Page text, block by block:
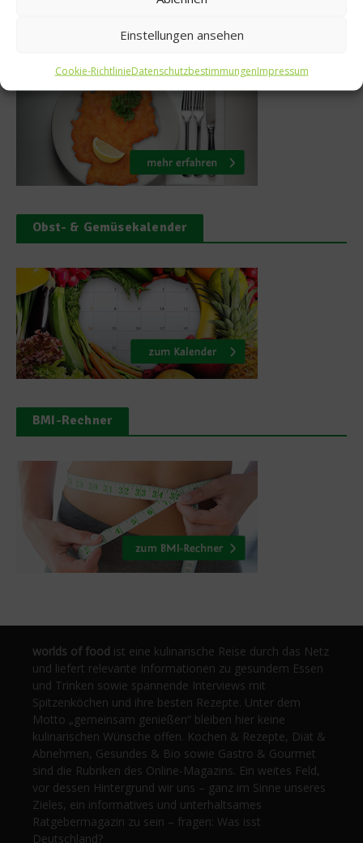
Einstellungen ansehen
Cookie-RichtlinieDatenschutzbestimmungenImpressum
Was isst Deutschland
Obst- & Gemüsekalender
BMI-Rechner
worlds of food ist eine kulinarische Reise durch das Netz
und liefert relevante Informationen zu gesundem Essen
und Trinken sowie spannende Interviews mit
Spitzenköchen und ihre besten Rezepte. Unter dem
Motto „gemeinsam genießen“ bleiben hier keine
kulinarischen Wünsche offen. Kochen & Rezepte, Diät &
Abnehmen, Gesundes & Bio sowie Gastro & Gourmet
sind die Rubriken des Online-Magazins. Ein weites Feld,
vor dessen Hintergrund wir uns – ganz im Sinne unseres
Zieles, ein informatives und unterhaltsames
Ratgebermagazin zu sein – fragen: Was isst
Deutschland?